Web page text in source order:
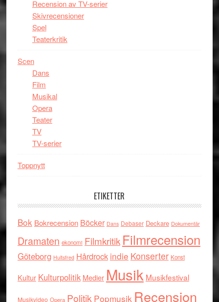
Recension av TV-serier
Skivrecensioner
Spel
Teaterkritik
Scen
Dans
Film
Musikal
Opera
Teater
TV
TV-serier
Toppnytt
ETIKETTER
Bok Bokrecension Böcker Dans Debaser Deckare Dokumentär
Dramaten ekonomi Filmkritik Filmrecension
Göteborg Hultsfred Hårdrock indie Konserter Konst
Kultur Kulturpolitik Medier Musik Musikfestival
Musikvideo Opera Politik Popmusik Recension